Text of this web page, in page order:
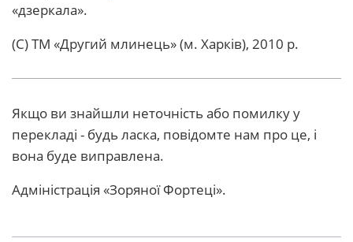
«дзеркала».
(С) ТМ «Другий млинець» (м. Харків), 2010 р.
Якщо ви знайшли неточність або помилку у
перекладі - будь ласка, повідомте нам про це, і
вона буде виправлена.
Адміністрація «Зоряної Фортеці».